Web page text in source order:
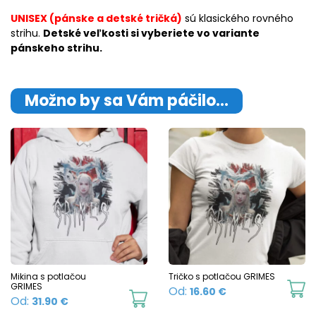
UNISEX (pánske a detské tričká) sú klasického rovného
strihu. Detské veľkosti si vyberiete vo variante
pánskeho strihu.
Možno by sa Vám páčilo…
Mikina s potlačou
GRIMES
Od: 31.90 €
This
Tričko s potlačou GRIMES
Od: 16.60 €